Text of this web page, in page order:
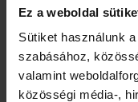
Ez a weboldal
Sütiket használunk
szabásához,
valamint
közösségi média-,